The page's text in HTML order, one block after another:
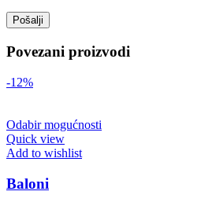
Povezani proizvodi
-12%
Odabir mogućnosti
Quick view
Add to wishlist
Baloni